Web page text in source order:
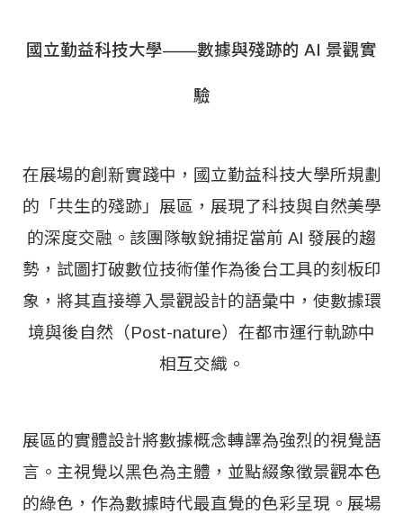
國立勤益科技大學——數據與殘跡的 AI 景觀實
驗
在展場的創新實踐中，國立勤益科技大學所規劃
的「共生的殘跡」展區，展現了科技與自然美學
的深度交融。該團隊敏銳捕捉當前 AI 發展的趨
勢，試圖打破數位技術僅作為後台工具的刻板印
象，將其直接導入景觀設計的語彙中，使數據環
境與後自然（Post-nature）在都市運行軌跡中
相互交織。
展區的實體設計將數據概念轉譯為強烈的視覺語
言。主視覺以黑色為主體，並點綴象徵景觀本色
的綠色，作為數據時代最直覺的色彩呈現。展場